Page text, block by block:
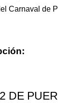
Carnaval de
DE